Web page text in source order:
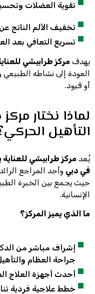
تقوية العضلات
تخفيف الألم الناتج
تسريع التعافي بعد
يهدف مركز طرابيشي
العودة إلى نشاطه
أو قيود.
لماذا نختار
التأهيل
يُعد مركز طرابيشي للعناية
في دبي وأحد المراجع
حيث يجمع بين الخبرة
الإنسانية.
ما الذي يميز المركز؟
إشراف مباشر من
جراحة العظام
أحدث أجهزة العلاج
خطط علاجية فردية